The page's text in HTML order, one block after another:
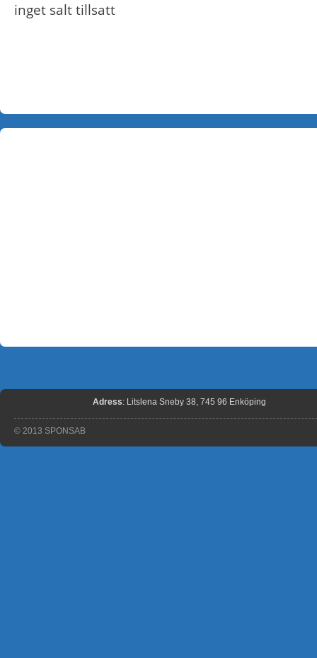
inget salt tillsatt
Adress: Litslena Sneby 38, 745 96 Enköping
© 2013 SPONSAB